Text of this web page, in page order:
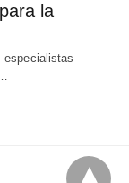
la
especialistas